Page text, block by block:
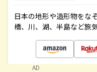
日本の地形や造形物をな
橋、川、湖、半島など旅
AD